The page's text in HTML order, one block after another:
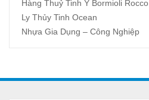
Hàng Thuỷ Tinh Ý Bormioli Rocco
Ly Thủy Tinh Ocean
Nhựa Gia Dụng – Công Nghiệp